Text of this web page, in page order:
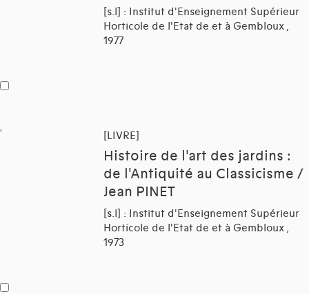
[s.l] : Institut d'Enseignement Supérieur
Horticole de l'Etat de et à Gembloux ,
1977
[LIVRE]
Histoire de l'art des jardins :
de l'Antiquité au Classicisme /
Jean PINET
[s.l] : Institut d'Enseignement Supérieur
Horticole de l'Etat de et à Gembloux ,
1973